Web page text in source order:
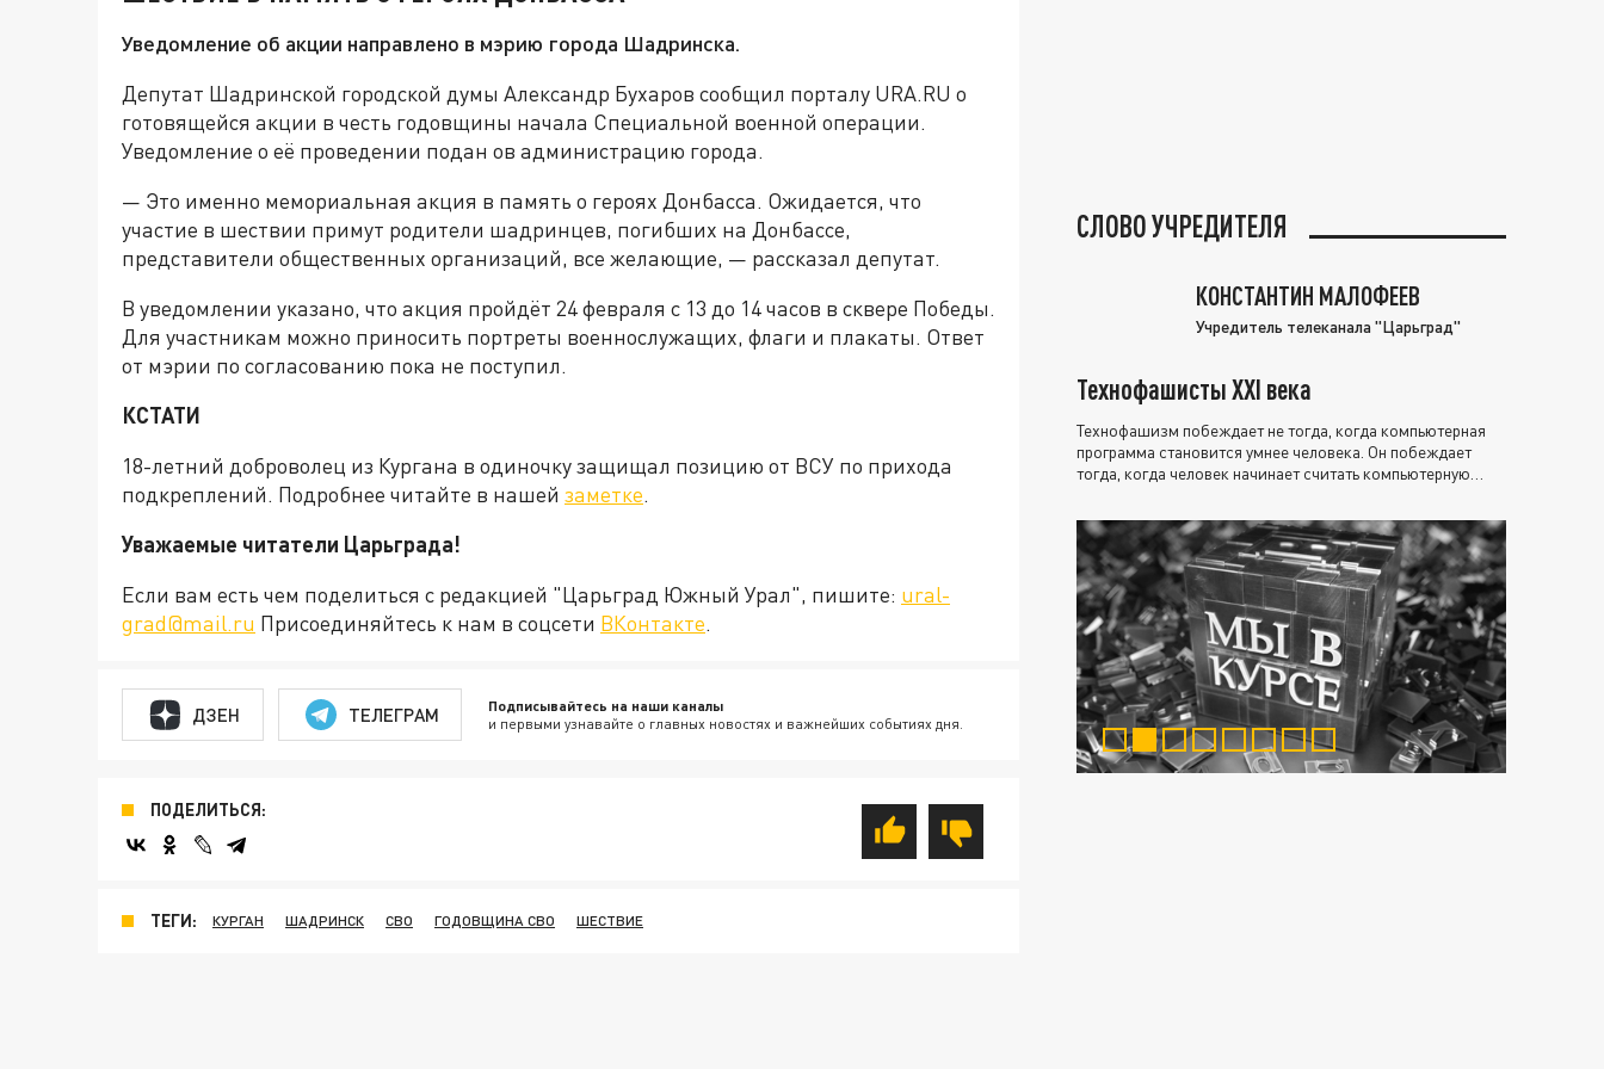
Уведомление об акции направлено в мэрию города Шадринска.
Депутат Шадринской городской думы Александр Бухаров сообщил порталу URA.RU о
готовящейся акции в честь годовщины начала Специальной военной операции.
Уведомление о её проведении подан ов администрацию города.
— Это именно мемориальная акция в память о героях Донбасса. Ожидается, что
участие в шествии примут родители шадринцев, погибших на Донбассе,
представители общественных организаций, все желающие, — рассказал депутат.
В уведомлении указано, что акция пройдёт 24 февраля с 13 до 14 часов в сквере Победы.
Для участникам можно приносить портреты военнослужащих, флаги и плакаты. Ответ
от мэрии по согласованию пока не поступил.
КСТАТИ
18-летний доброволец из Кургана в одиночку защищал позицию от ВСУ по прихода
подкреплений. Подробнее читайте в нашей заметке.
Уважаемые читатели Царьграда!
Если вам есть чем поделиться с редакцией "Царьград Южный Урал", пишите: ural-
grad@mail.ru Присоединяйтесь к нам в соцсети ВКонтакте.
ДЗЕН ТЕЛЕГРАМ Подписывайтесь на наши каналы
и первыми узнавайте о главных новостях и важнейших событиях дня.
ПОДЕЛИТЬСЯ:
ТЕГИ: КУРГАН ШАДРИНСК СВО ГОДОВЩИНА СВО ШЕСТВИЕ
СЛОВО УЧРЕДИТЕЛЯ
КОНСТАНТИН МАЛОФЕЕВ
Учредитель телеканала "Царьград"
Технофашисты XXI века
Технофашизм побеждает не тогда, когда компьютерная
программа становится умнее человека. Он побеждает
тогда, когда человек начинает считать компьютерную